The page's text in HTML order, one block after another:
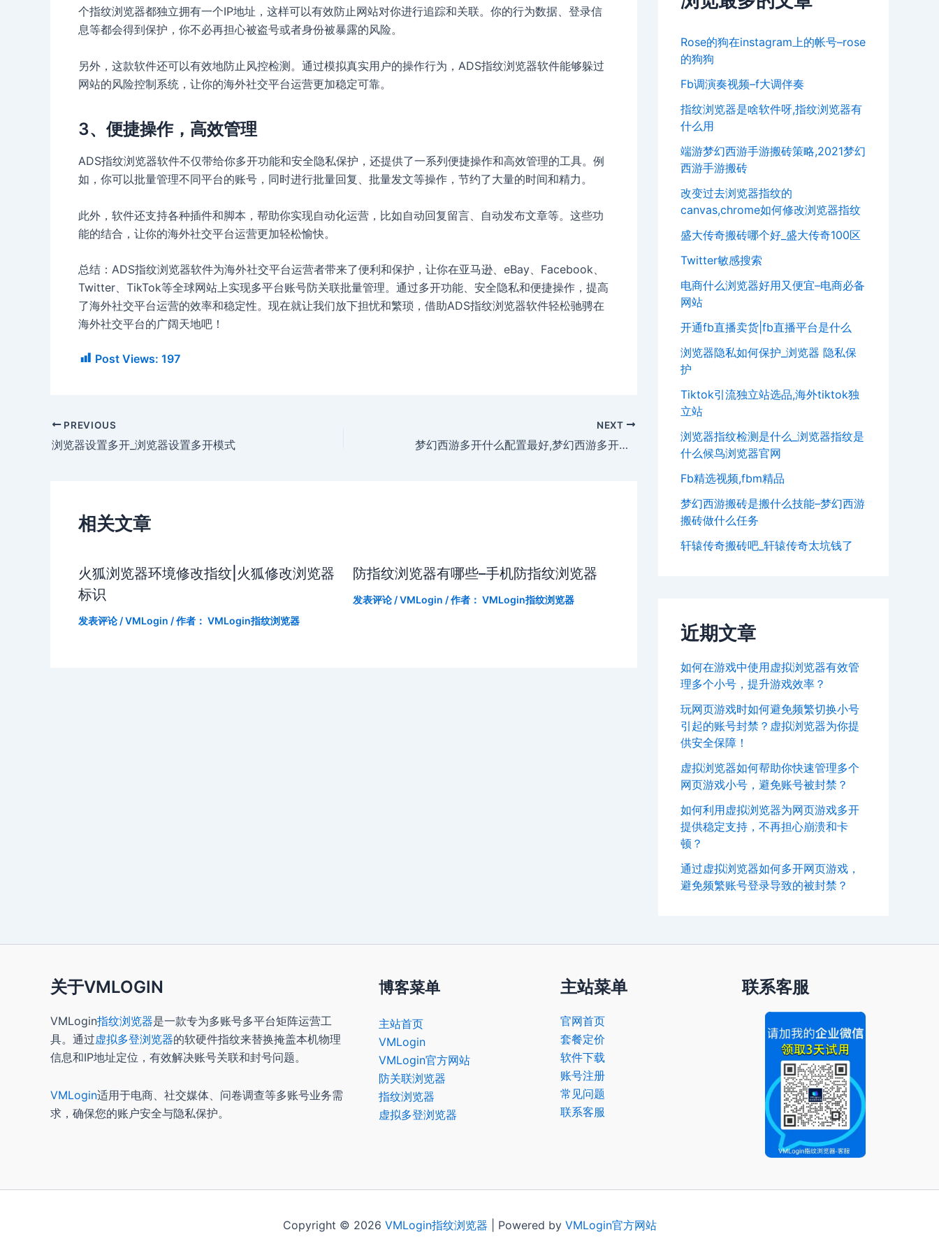
个指纹浏览器都独立拥有一个IP地址，这样可以有效防止网站对你进行追踪和关联。你的行为数据、登录信
息等都会得到保护，你不必再担心被盗号或者身份被暴露的风险。
另外，这款软件还可以有效地防止风控检测。通过模拟真实用户的操作行为，ADS指纹浏览器软件能够躲过
网站的风险控制系统，让你的海外社交平台运营更加稳定可靠。
3、便捷操作，高效管理
ADS指纹浏览器软件不仅带给你多开功能和安全隐私保护，还提供了一系列便捷操作和高效管理的工具。例
如，你可以批量管理不同平台的账号，同时进行批量回复、批量发文等操作，节约了大量的时间和精力。
此外，软件还支持各种插件和脚本，帮助你实现自动化运营，比如自动回复留言、自动发布文章等。这些功
能的结合，让你的海外社交平台运营更加轻松愉快。
总结：ADS指纹浏览器软件为海外社交平台运营者带来了便利和保护，让你在亚马逊、eBay、Facebook、
Twitter、TikTok等全球网站上实现多平台账号防关联批量管理。通过多开功能、安全隐私和便捷操作，提高
了海外社交平台运营的效率和稳定性。现在就让我们放下担忧和繁琐，借助ADS指纹浏览器软件轻松驰骋在
海外社交平台的广阔天地吧！
Post Views: 197
PREVIOUS
浏览器设置多开_浏览器设置多开模式
NEXT
梦幻西游多开什么配置最好,梦幻西游多开什么配置最好玩
相关文章
火狐浏览器环境修改指纹|火狐修改浏览器
标识
发表评论 /VMLogin / 作者： VMLogin指纹浏览器
防指纹浏览器有哪些–手机防指纹浏览器
发表评论 /VMLogin / 作者： VMLogin指纹浏览器
Rose的狗在instagram上的帐号–rose
的狗狗
Fb调演奏视频–f大调伴奏
指纹浏览器是啥软件呀,指纹浏览器有
什么用
端游梦幻西游手游搬砖策略,2021梦幻
西游手游搬砖
改变过去浏览器指纹的
canvas,chrome如何修改浏览器指纹
盛大传奇搬砖哪个好_盛大传奇100区
Twitter敏感搜索
电商什么浏览器好用又便宜–电商必备
网站
开通fb直播卖货|fb直播平台是什么
浏览器隐私如何保护_浏览器 隐私保
护
Tiktok引流独立站选品,海外tiktok独
立站
浏览器指纹检测是什么_浏览器指纹是
什么候鸟浏览器官网
Fb精选视频,fbm精品
梦幻西游搬砖是搬什么技能–梦幻西游
搬砖做什么任务
轩辕传奇搬砖吧_轩辕传奇太坑钱了
近期文章
如何在游戏中使用虚拟浏览器有效管
理多个小号，提升游戏效率？
玩网页游戏时如何避免频繁切换小号
引起的账号封禁？虚拟浏览器为你提
供安全保障！
虚拟浏览器如何帮助你快速管理多个
网页游戏小号，避免账号被封禁？
如何利用虚拟浏览器为网页游戏多开
提供稳定支持，不再担心崩溃和卡
顿？
通过虚拟浏览器如何多开网页游戏，
避免频繁账号登录导致的被封禁？
关于VMLOGIN
VMLogin指纹浏览器是一款专为多账号多平台矩阵运营工
具。通过虚拟多登浏览器的软硬件指纹来替换掩盖本机物理
信息和IP地址定位，有效解决账号关联和封号问题。
VMLogin适用于电商、社交媒体、问卷调查等多账号业务需
求，确保您的账户安全与隐私保护。
博客菜单
主站首页
VMLogin
VMLogin官方网站
防关联浏览器
指纹浏览器
虚拟多登浏览器
主站菜单
官网首页
套餐定价
软件下载
账号注册
常见问题
联系客服
联系客服
Copyright © 2026 VMLogin指纹浏览器 | Powered by VMLogin官方网站